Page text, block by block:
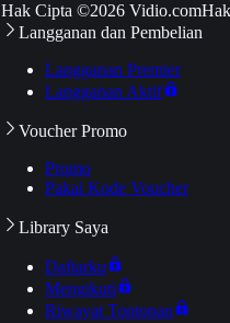
Hak Cipta ©2026 Vidio.com
Langganan dan Pembelian
Langganan Premier
Langganan Aktif
Voucher Promo
Promo
Pakai Kode Voucher
Library Saya
Daftarku
Mengikuti
Riwayat Tontonan